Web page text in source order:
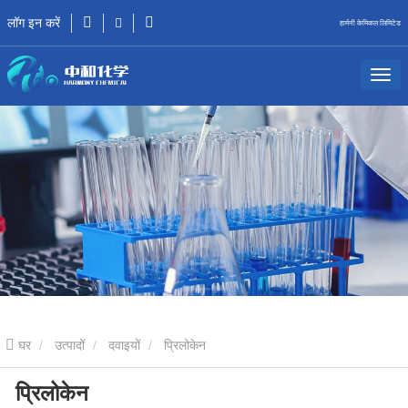
लॉग इन करें हार्मनी केमिकल लिमिटेड
घर उत्पादों दवाइयों प्रिलोकेन
प्रिलोकेन